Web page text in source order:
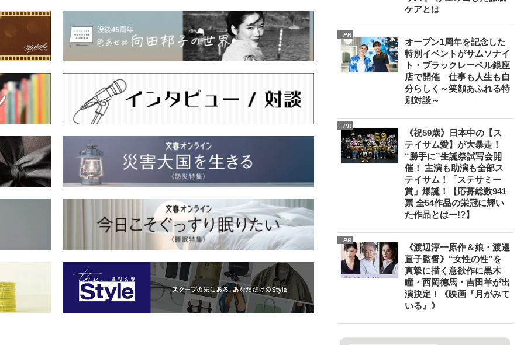
ケアとは
PR
オープン1周年を記念した
特別イベントがサムソナイ
ト・ブラックレーベル銀座
店で開催 仕事も人生も自
分らしく～笑顔あふれる特
別対談～
PR
《祝59歳》日本中の【ス
テイサム愛】が大暴走！
“勝手に”生誕祭試写会開
催！ 主演も助演も全部ス
テイサム！「ステサミー
賞」爆誕！【応募総数941
票 全54作品の栄冠に輝い
た作品とはー!?】
PR
《渡辺淳一原作＆娘・渡邉
直子監督》“女性の性”を
真摯に描く意欲作に黒木
瞳・西岡德馬・吉田羊が出
演決定！《映画『月がみて
いる』》